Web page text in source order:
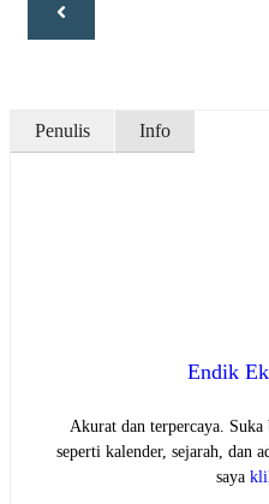
Penulis Info
Endik
Akurat dan terpercaya.
seperti kalender, sejarah, dan
saya